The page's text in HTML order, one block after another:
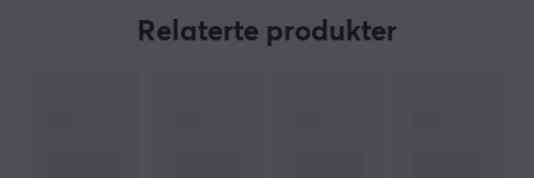
bruk. Matten måler 470 x 390 mm og har en usydd kant
for å redusere risikoen for at den rakner. Den sies å ha
Relaterte produkter